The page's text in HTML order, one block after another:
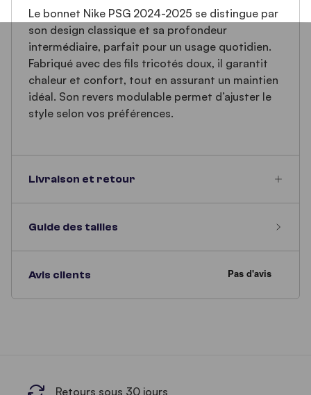
Le bonnet Nike PSG 2024-2025 se distingue par
son design classique et sa profondeur
intermédiaire, parfait pour un usage quotidien.
Fabriqué avec des fils tricotés doux, il garantit
chaleur et confort, tout en assurant un maintien
idéal. Son revers modulable permet d’ajuster le
style selon vos préférences.
Livraison et retour
Guide des tailles
Avis clients
Retours sous 30 jours